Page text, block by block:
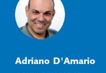
Adriano D'Amario